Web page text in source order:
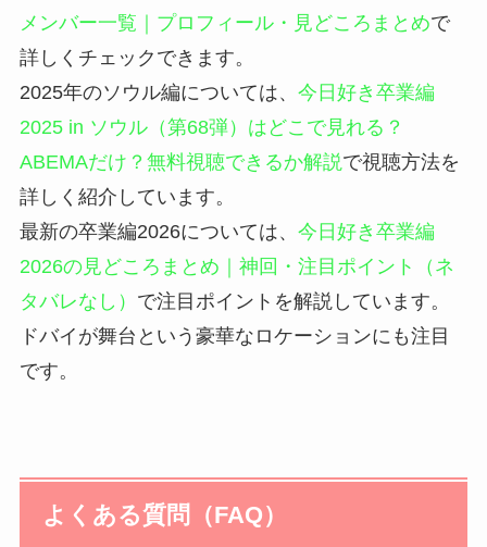
メンバー一覧｜プロフィール・見どころまとめで
詳しくチェックできます。
2025年のソウル編については、 今日好き卒業編
2025 in ソウル（第68弾）はどこで見れる？
ABEMAだけ？無料視聴できるか解説で視聴方法を
詳しく紹介しています。
最新の卒業編2026については、 今日好き卒業編
2026の見どころまとめ｜神回・注目ポイント（ネ
タバレなし） で注目ポイントを解説しています。
ドバイが舞台という豪華なロケーションにも注目
です。
よくある質問（FAQ）